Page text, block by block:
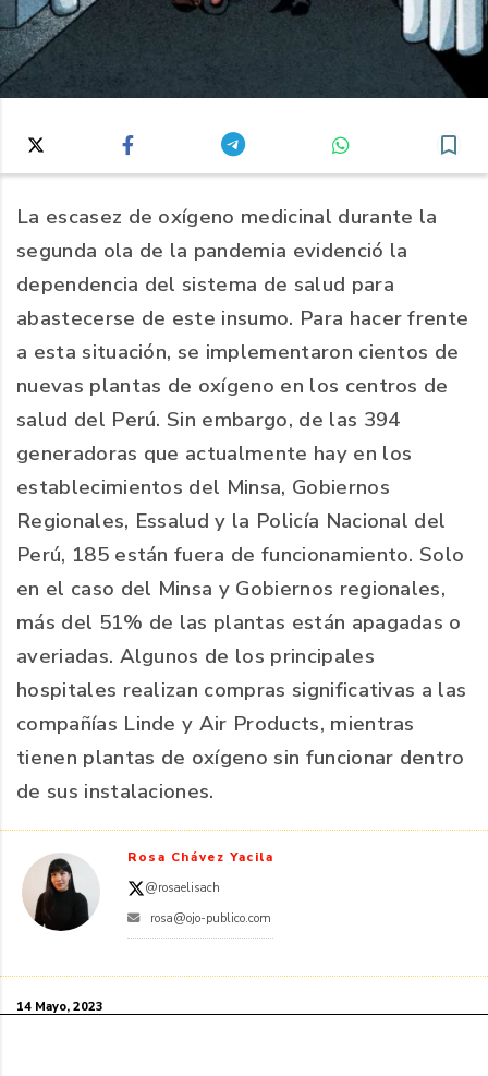
La escasez de oxígeno medicinal durante la
segunda ola de la pandemia evidenció la
dependencia del sistema de salud para
abastecerse de este insumo. Para hacer frente
a esta situación, se implementaron cientos de
nuevas plantas de oxígeno en los centros de
salud del Perú. Sin embargo, de las 394
generadoras que actualmente hay en los
establecimientos del Minsa, Gobiernos
Regionales, Essalud y la Policía Nacional del
Perú, 185 están fuera de funcionamiento. Solo
en el caso del Minsa y Gobiernos regionales,
más del 51% de las plantas están apagadas o
averiadas. Algunos de los principales
hospitales realizan compras significativas a las
compañías Linde y Air Products, mientras
tienen plantas de oxígeno sin funcionar dentro
de sus instalaciones.
Rosa Chávez Yacila
@rosaelisach
rosa@ojo-publico.com
14 Mayo, 2023